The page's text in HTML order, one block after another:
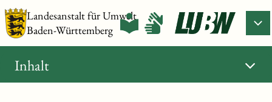
Landesanstalt für Umwelt
Baden-Württemberg
Inhalt